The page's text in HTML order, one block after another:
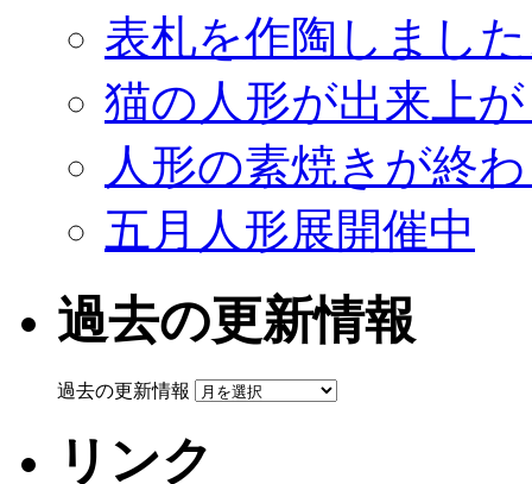
表札を作陶しまし
猫の人形が出来上
人形の素焼きが終
五月人形展開催中
過去の更新情報
過去の更新情報
リンク